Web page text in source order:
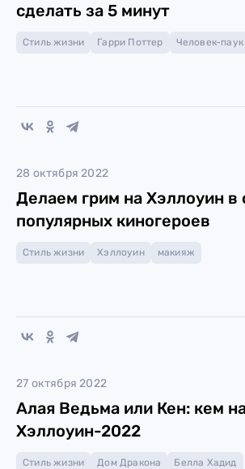
сделать за 5 минут
Стиль жизни Гарри Поттер Человек-паук
28 октября 2022
Делаем грим на Хэллоуин в
популярных киногероев
Стиль жизни Хэллоуин макияж
27 октября 2022
Алая Ведьма или Кен: кем
Хэллоуин-2022
Стиль жизни Дом Дракона Белла Хадид